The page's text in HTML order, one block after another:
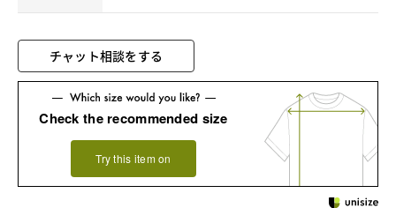
チャット相談をする
Check the recommended size
Try this item on